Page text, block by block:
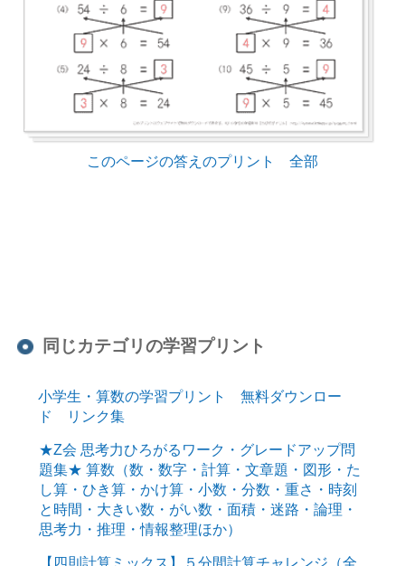
このページの答えのプリント 全部
同じカテゴリの学習プリント
小学生・算数の学習プリント 無料ダウンロー
ド リンク集
★Z会 思考力ひろがるワーク・グレードアップ問
題集★ 算数（数・数字・計算・文章題・図形・た
し算・ひき算・かけ算・小数・分数・重さ・時刻
と時間・大きい数・がい数・面積・迷路・論理・
思考力・推理・情報整理ほか）
【四則計算ミックス】５分間計算チャレンジ（全